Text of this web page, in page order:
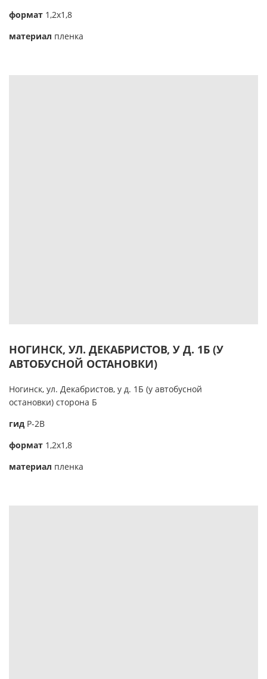
формат 1,2х1,8
материал пленка
НОГИНСК, УЛ. ДЕКАБРИСТОВ, У Д. 1Б (У
АВТОБУСНОЙ ОСТАНОВКИ)
Ногинск, ул. Декабристов, у д. 1Б (у автобусной
остановки) сторона Б
гид Р-2В
формат 1,2х1,8
материал пленка